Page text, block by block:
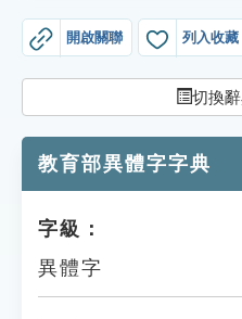
貓頭鷹博士
開啟關聯 列入收藏
切換
教育部異體字字典
字級：
異體字